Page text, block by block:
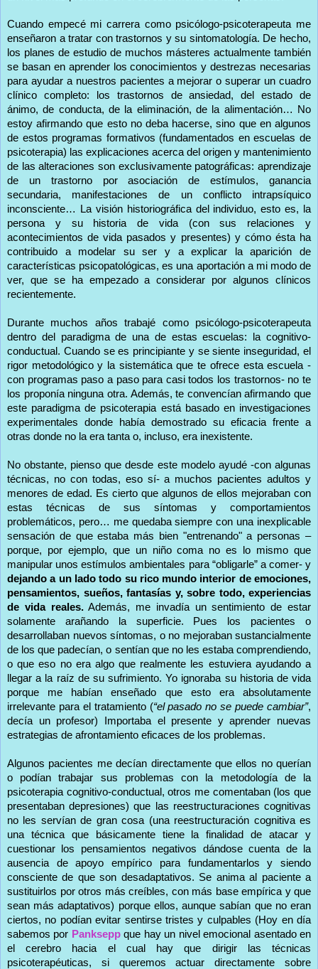
Cuando empecé mi carrera como psicólogo-psicoterapeuta me
enseñaron a tratar con trastornos y su sintomatología. De hecho,
los planes de estudio de muchos másteres actualmente también
se basan en aprender los conocimientos y destrezas necesarias
para ayudar a nuestros pacientes a mejorar o superar un cuadro
clínico completo: los trastornos de ansiedad, del estado de
ánimo, de conducta, de la eliminación, de la alimentación… No
estoy afirmando que esto no deba hacerse, sino que en algunos
de estos programas formativos (fundamentados en escuelas de
psicoterapia) las explicaciones acerca del origen y mantenimiento
de las alteraciones son exclusivamente patográficas: aprendizaje
de un trastorno por asociación de estímulos, ganancia
secundaria, manifestaciones de un conflicto intrapsíquico
inconsciente… La visión historiográfica del individuo, esto es, la
persona y su historia de vida (con sus relaciones y
acontecimientos de vida pasados y presentes) y cómo ésta ha
contribuido a modelar su ser y a explicar la aparición de
características psicopatológicas, es una aportación a mi modo de
ver, que se ha empezado a considerar por algunos clínicos
recientemente.
Durante muchos años trabajé como psicólogo-psicoterapeuta
dentro del paradigma de una de estas escuelas: la cognitivo-
conductual. Cuando se es principiante y se siente inseguridad, el
rigor metodológico y la sistemática que te ofrece esta escuela -
con programas paso a paso para casi todos los trastornos- no te
los proponía ninguna otra. Además, te convencían afirmando que
este paradigma de psicoterapia está basado en investigaciones
experimentales donde había demostrado su eficacia frente a
otras donde no la era tanta o, incluso, era inexistente.
No obstante, pienso que desde este modelo ayudé -con algunas
técnicas, no con todas, eso sí- a muchos pacientes adultos y
menores de edad. Es cierto que algunos de ellos mejoraban con
estas técnicas de sus síntomas y comportamientos
problemáticos, pero… me quedaba siempre con una inexplicable
sensación de que estaba más bien "entrenando" a personas –
porque, por ejemplo, que un niño coma no es lo mismo que
manipular unos estímulos ambientales para “obligarle” a comer- y
dejando a un lado todo su rico mundo interior de emociones,
pensamientos, sueños, fantasías y, sobre todo, experiencias
de vida reales.Además, me invadía un sentimiento de estar
solamente arañando la superficie. Pues los pacientes o
desarrollaban nuevos síntomas, o no mejoraban sustancialmente
de los que padecían, o sentían que no les estaba comprendiendo,
o que eso no era algo que realmente les estuviera ayudando a
llegar a la raíz de su sufrimiento. Yo ignoraba su historia de vida
porque me habían enseñado que esto era absolutamente
irrelevante para el tratamiento (“el pasado no se puede cambiar”,
decía un profesor) Importaba el presente y aprender nuevas
estrategias de afrontamiento eficaces de los problemas.
Algunos pacientes me decían directamente que ellos no querían
o podían trabajar sus problemas con la metodología de la
psicoterapia cognitivo-conductual, otros me comentaban (los que
presentaban depresiones) que las reestructuraciones cognitivas
no les servían de gran cosa (una reestructuración cognitiva es
una técnica que básicamente tiene la finalidad de atacar y
cuestionar los pensamientos negativos dándose cuenta de la
ausencia de apoyo empírico para fundamentarlos y siendo
consciente de que son desadaptativos. Se anima al paciente a
sustituirlos por otros más creíbles, con más base empírica y que
sean más adaptativos) porque ellos, aunque sabían que no eran
ciertos, no podían evitar sentirse tristes y culpables (Hoy en día
sabemos por Panksepp que hay un nivel emocional asentado en
el cerebro hacia el cual hay que dirigir las técnicas
psicoterapéuticas, si queremos actuar directamente sobre